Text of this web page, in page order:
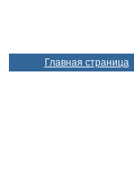
Главная страница